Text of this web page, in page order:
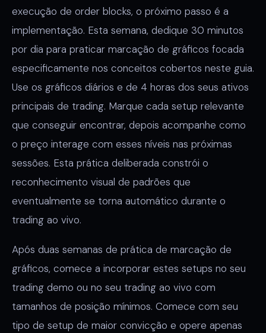
execução de order blocks, o próximo passo é a
implementação. Esta semana, dedique 30 minutos
por dia para praticar marcação de gráficos focada
especificamente nos conceitos cobertos neste guia.
Use os gráficos diários e de 4 horas dos seus ativos
principais de trading. Marque cada setup relevante
que conseguir encontrar, depois acompanhe como
o preço interage com esses níveis nas próximas
sessões. Esta prática deliberada constrói o
reconhecimento visual de padrões que
eventualmente se torna automático durante o
trading ao vivo.
Após duas semanas de prática de marcação de
gráficos, comece a incorporar estes setups no seu
trading demo ou no seu trading ao vivo com
tamanhos de posição mínimos. Comece com seu
tipo de setup de maior convicção e opere apenas